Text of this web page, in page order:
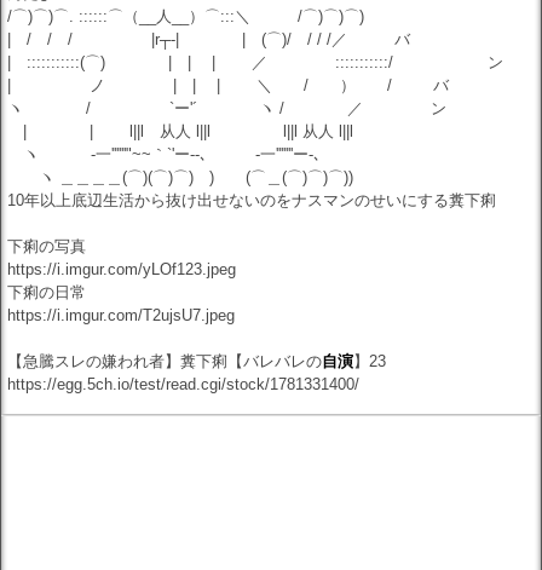
/⌒)⌒)⌒. ::::::⌒（__人__）⌒:::＼ /⌒)⌒)⌒)
| / / / |r┬-| | (⌒)/ / / /／ バ
| :::::::::::(⌒) | | | ／ ゝ :::::::::::/ ン
| ノ | | | ＼ / ） / バ
ヽ / `ー'´ ヽ / ／ ン
| | l||l 从人 l||l l||l 从人 l||l
ヽ -一''''''"~~｀`'ー--､ -一'''''''ー-､
ヽ ＿＿＿＿(⌒)(⌒)⌒) ) (⌒＿(⌒)⌒)⌒))
10年以上底辺生活から抜け出せないのをナスマンのせいにする糞下痢
下痢の写真
https://i.imgur.com/yLOf123.jpeg
下痢の日常
https://i.imgur.com/T2ujsU7.jpeg
【急騰スレの嫌われ者】糞下痢【バレバレの自演】23
https://egg.5ch.io/test/read.cgi/stock/1781331400/